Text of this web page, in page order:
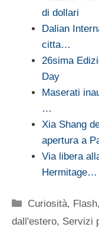
di dollari
Dalian
citta…
26sima
Day
Maserati
…
Xia Shang
apertura a
Via libera
Hermitage…
Categorie
Curiosità, Flash,
dall'estero, Servizi